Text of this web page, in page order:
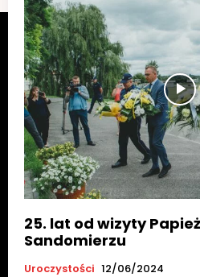
25. lat od wizyty
Sandomierzu
Uroczystości 12/06/2024